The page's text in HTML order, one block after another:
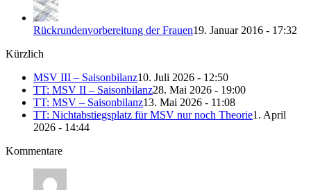
Rückrundenvorbereitung der Frauen19. Januar 2016 - 17:32
Kürzlich
MSV III – Saisonbilanz10. Juli 2026 - 12:50
TT: MSV II – Saisonbilanz28. Mai 2026 - 19:00
TT: MSV – Saisonbilanz13. Mai 2026 - 11:08
TT: Nichtabstiegsplatz für MSV nur noch Theorie1. April
2026 - 14:44
Kommentare